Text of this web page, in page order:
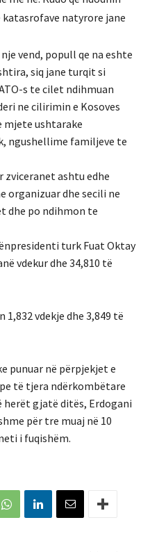
natyrore jane
vend, popull qe na eshte
siq jane turqit si
s te cilet ndihmuan
ne cilirimin e Kosoves
mjete ushtarake
ngushellime familjeve te
zviceranet ashtu edhe
organizuar dhe secili ne
dhe po ndihmon te
turk Fuat Oktay
vdekur dhe 34,810 të
vdekje dhe 3,849 të
punuar në përpjekjet e
të tjera ndërkombëtare
herët gjatë ditës, Erdogani
për tre muaj në 10
i fuqishëm.